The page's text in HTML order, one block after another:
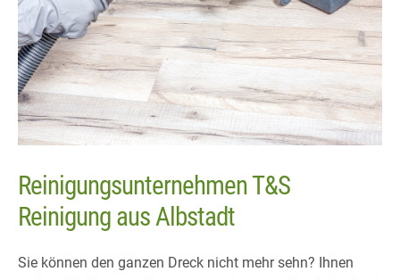
Reinigungsunternehmen T&S
Reinigung aus Albstadt
Sie können den ganzen Dreck nicht mehr sehn? Ihnen